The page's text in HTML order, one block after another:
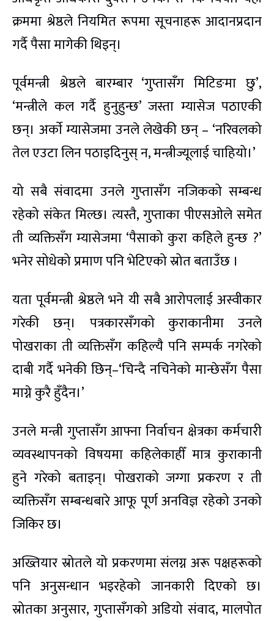
क्रममा श्रेष्ठले नियमित रूपमा सूचनाहरू आदानप्रदान
गर्दै पैसा मागेकी थिइन्।
पूर्वमन्त्री श्रेष्ठले बारम्बार ‘गुप्तासँग मिटिङमा छु’,
‘मन्त्रीले कल गर्दै हुनुहुन्छ’ जस्ता म्यासेज पठाएकी
छन्। अर्काे म्यासेजमा उनले लेखेकी छन् – ‘नरिवलको
तेल एउटा लिन पठाइदिनुस् न, मन्त्रीज्यूलाई चाहियो।’
यो सबै संवादमा उनले गुप्तासँग नजिकको सम्बन्ध
रहेको संकेत मिल्छ। त्यस्तै, गुप्ताका पीएसओले समेत
ती व्यक्तिसँग म्यासेजमा ‘पैसाको कुरा कहिले हुन्छ ?’
भनेर सोधेको प्रमाण पनि भेटिएको स्रोत बताउँछ ।
यता पूर्वमन्त्री श्रेष्ठले भने यी सबै आरोपलाई अस्वीकार
गरेकी छन्। पत्रकारसँगको कुराकानीमा उनले
पोखराका ती व्यक्तिसँग कहिल्यै पनि सम्पर्क नगरेको
दाबी गर्दै भनेकी छिन्–‘चिन्दै नचिनेको मान्छेसँग पैसा
माग्ने कुरै हुँदैन।’
उनले मन्त्री गुप्तासँग आफ्ना निर्वाचन क्षेत्रका कर्मचारी
व्यवस्थापनको विषयमा कहिलेकाहीँ मात्र कुराकानी
हुने गरेको बताइन्। पोखराको जग्गा प्रकरण र ती
व्यक्तिसँग सम्बन्धबारे आफू पूर्ण अनविज्ञ रहेको उनको
जिकिर छ।
अख्तियार स्रोतले यो प्रकरणमा संलग्न अरू पक्षहरूको
पनि अनुसन्धान भइरहेको जानकारी दिएको छ।
स्रोतका अनुसार, गुप्तासँगको अडियो संवाद, मालपोत